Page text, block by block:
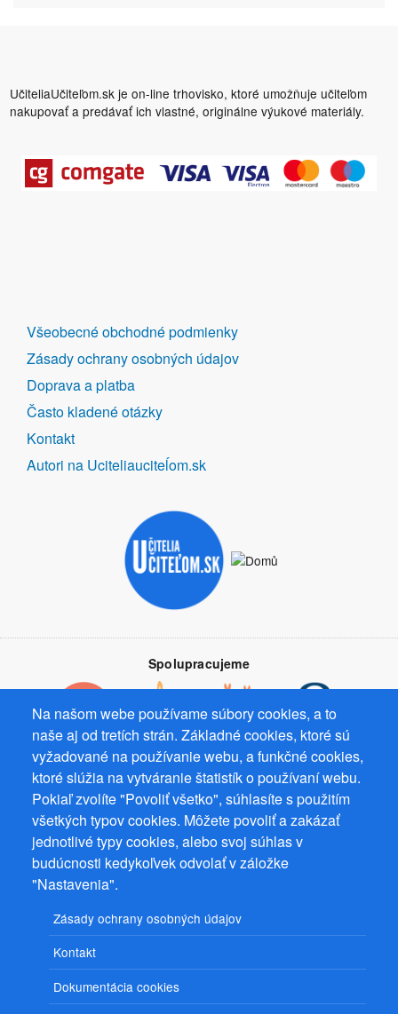
UčiteliaUčiteľom.sk je on-line trhovisko, ktoré umožňuje učiteľom
nakupovať a predávať ich vlastné, originálne výukové materiály.
Na našom webe používame súbory cookies, a to
naše aj od tretích strán. Základné cookies, ktoré sú
vyžadované na používanie webu, a funkčné cookies,
ktoré slúžia na vytváranie štatistík o používaní webu.
Pokiaľ zvolíte "Povoliť všetko", súhlasíte s použitím
všetkých typov cookies. Môžete povoliť a zakázať
jednotlivé typy cookies, alebo svoj súhlas v
budúcnosti kedykoľvek odvolať v záložke
"Nastavenia".
Zásady ochrany osobných údajov
Kontakt
Dokumentácia cookies
DALŠÍ
ODKAZY
Všeobecné obchodné podmienky
Zásady ochrany osobných údajov
Doprava a platba
Často kladené otázky
Kontakt
Autori na Uciteliauciteĺom.sk
Spolupracujeme
Prevádzkovateľ: Mgr. Bc. Žaneta Radimecká, MBA, Ostrov 256, 561
22 Ostrov, IČ 08993033, DIČ CZ9161263958
© 2026PuzzleWebss.r.o.